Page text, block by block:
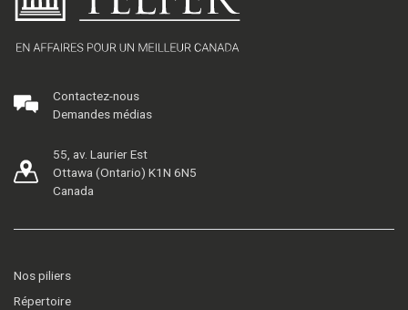
Contactez-nous
Demandes médias
55, av. Laurier Est
Ottawa (Ontario) K1N 6N5
Canada
Nos piliers
Répertoire